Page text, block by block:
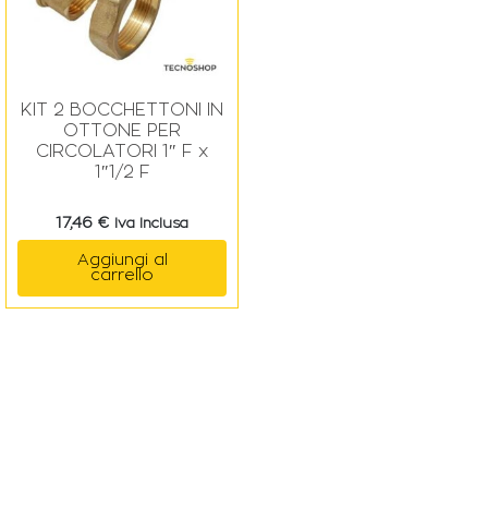
KIT 2 BOCCHETTONI IN
OTTONE PER
CIRCOLATORI 1″ F x
1″1/2 F
17,46 € Iva Inclusa
Aggiungi al
carrello